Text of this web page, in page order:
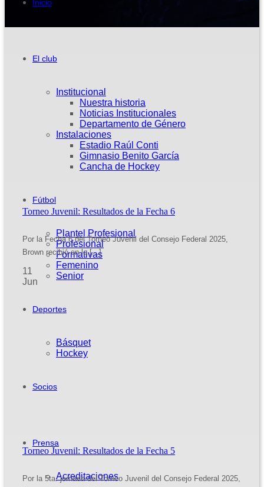
Inicio
El club
Institucional
Nuestra historia
Noticias Institucionales
Departamento de Género
Instalaciones
Estadio Raúl Conti
Gimnasio Benito García
Cancha de Hockey
Fútbol
Plantel Profesional
Profesional
Formativas
Femenino
Senior
Deportes
Básquet
Hockey
Socios
Prensa
Acreditaciones
Torneo Juvenil: Resultados de la Fecha 6
Por la Fecha 6 del Torneo Juvenil del Consejo Federal 2025,
Brown recibió en la [...]
11
Jun
Torneo Juvenil: Resultados de la Fecha 5
Por la 5ta. jornada del Torneo Juvenil del Consejo Federal 2025,